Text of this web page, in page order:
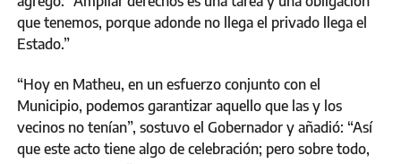
que tenemos, porque adonde no llega el privado llega el
Estado.”
“Hoy en Matheu, en un esfuerzo conjunto con el
Municipio, podemos garantizar aquello que las y los
vecinos no tenían”, sostuvo el Gobernador y añadió: “Así
que este acto tiene algo de celebración; pero sobre todo,